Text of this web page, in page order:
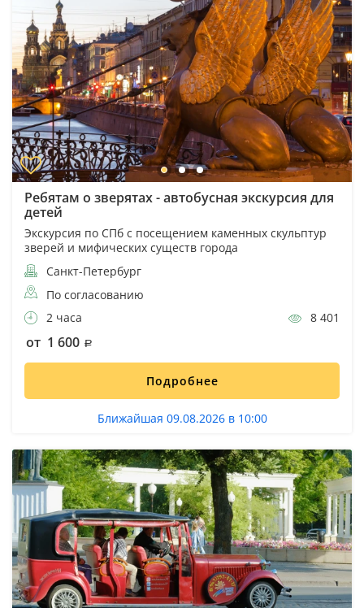
Ребятам о зверятах - автобусная экскурсия для
детей
Экскурсия по СПб с посещением каменных скульптур
зверей и мифических существ города
Санкт-Петербург
По согласованию
2 часа
8 401
от 1 600
Подробнее
Ближайшая 09.08.2026 в 10:00